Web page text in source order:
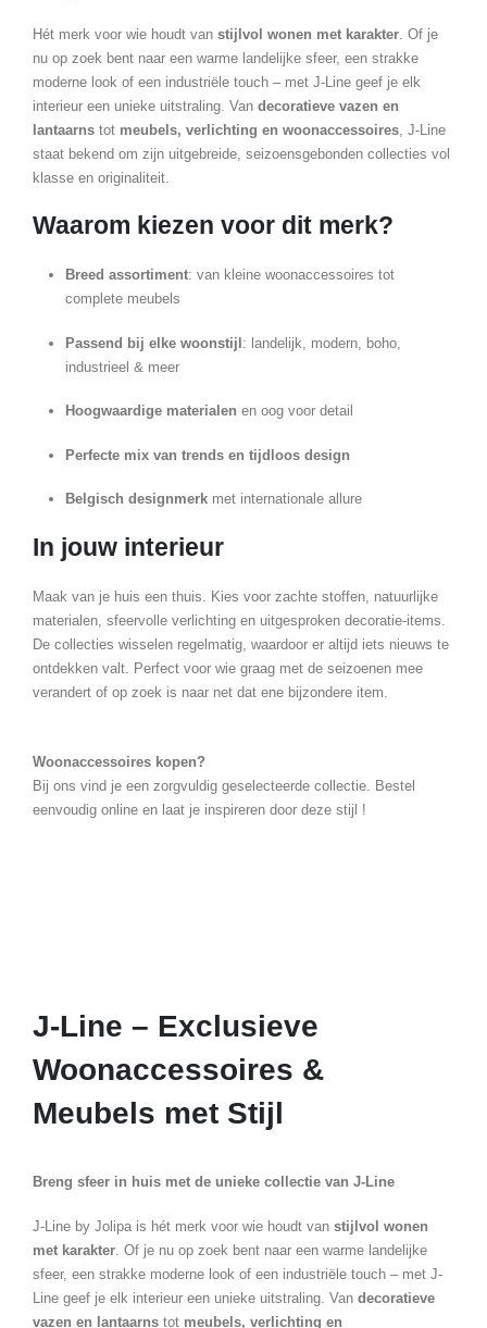
Hét merk voor wie houdt van stijlvol wonen met karakter . Of je
nu op zoek bent naar een warme landelijke sfeer, een strakke
moderne look of een industriële touch – met J-Line geef je elk
interieur een unieke uitstraling. Van decoratieve vazen en
lantaarns tot meubels, verlichting en woonaccessoires , J-Line
staat bekend om zijn uitgebreide, seizoensgebonden collecties vol
klasse en originaliteit.
Waarom kiezen voor dit merk?
Breed assortiment: van kleine woonaccessoires tot
complete meubels
Passend bij elke woonstijl: landelijk, modern, boho,
industrieel & meer
Hoogwaardige materialen en oog voor detail
Perfecte mix van trends en tijdloos design
Belgisch designmerkmet internationale allure
In jouw interieur
Maak van je huis een thuis. Kies voor zachte stoffen, natuurlijke
materialen, sfeervolle verlichting en uitgesproken decoratie-items.
De collecties wisselen regelmatig, waardoor er altijd iets nieuws te
ontdekken valt. Perfect voor wie graag met de seizoenen mee
verandert of op zoek is naar net dat ene bijzondere item.
Woonaccessoires kopen?
Bij ons vind je een zorgvuldig geselecteerde collectie. Bestel
eenvoudig online en laat je inspireren door deze stijl !
J-Line – Exclusieve
Woonaccessoires &
Meubels met Stijl
Breng sfeer in huis met de unieke collectie van J-Line
J-Line by Jolipa is hét merk voor wie houdt van stijlvol wonen
met karakter . Of je nu op zoek bent naar een warme landelijke
sfeer, een strakke moderne look of een industriële touch – met J-
Line geef je elk interieur een unieke uitstraling. Van decoratieve
vazen en lantaarns tot meubels, verlichting en